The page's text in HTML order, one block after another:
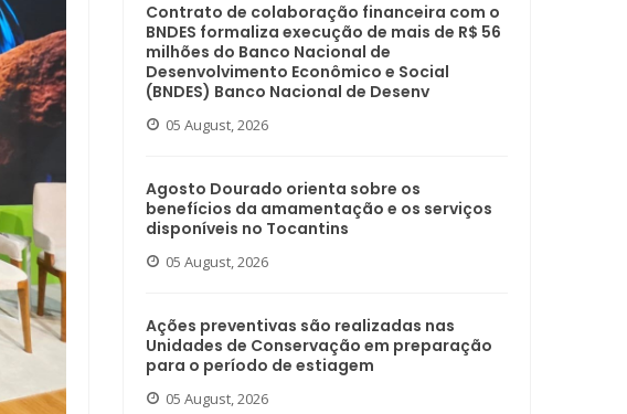
Contrato de colaboração financeira com o
BNDES formaliza execução de mais de R$ 56
milhões do Banco Nacional de
Desenvolvimento Econômico e Social
(BNDES) Banco Nacional de Desenv
05 August, 2026
Agosto Dourado orienta sobre os
benefícios da amamentação e os serviços
disponíveis no Tocantins
05 August, 2026
Ações preventivas são realizadas nas
Unidades de Conservação em preparação
para o período de estiagem
05 August, 2026